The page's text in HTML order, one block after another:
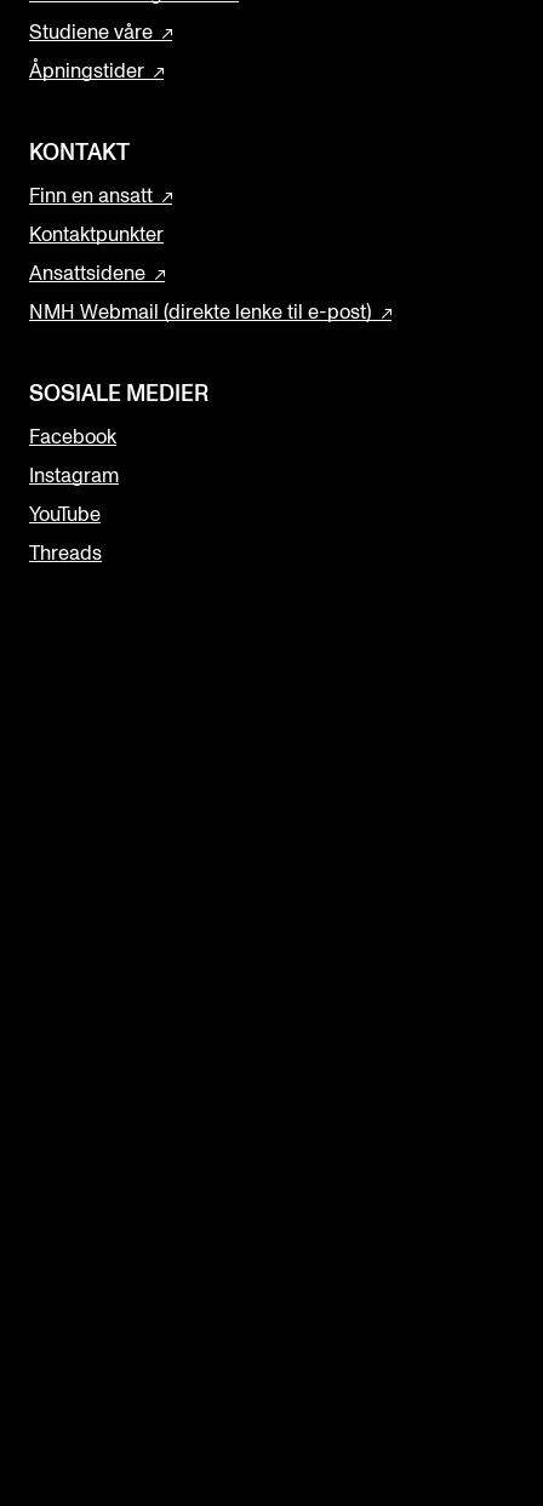
Studiene våre
Åpningstider
KONTAKT
Finn en ansatt
Kontaktpunkter
Ansattsidene
NMH Webmail (direkte lenke til e-post)
SOSIALE MEDIER
Facebook
Instagram
YouTube
Threads